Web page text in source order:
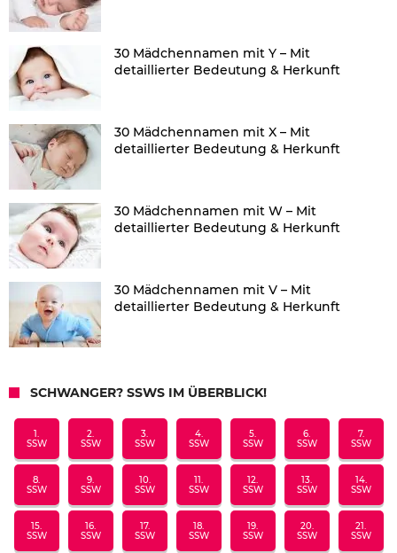
30 Mädchennamen mit Y – Mit
detaillierter Bedeutung & Herkunft
30 Mädchennamen mit X – Mit
detaillierter Bedeutung & Herkunft
30 Mädchennamen mit W – Mit
detaillierter Bedeutung & Herkunft
30 Mädchennamen mit V – Mit
detaillierter Bedeutung & Herkunft
SCHWANGER? SSWS IM ÜBERBLICK!
1.
SSW
2.
SSW
3.
SSW
4.
SSW
5.
SSW
6.
SSW
7.
SSW
8.
SSW
9.
SSW
10.
SSW
11.
SSW
12.
SSW
13.
SSW
14.
SSW
15.
SSW
16.
SSW
17.
SSW
18.
SSW
19.
SSW
20.
SSW
21.
SSW